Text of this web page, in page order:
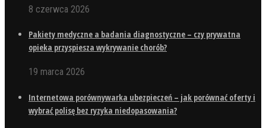
8 czerwca 2026
Pakiety medyczne a badania diagnostyczne – czy prywatna
opieka przyspiesza wykrywanie chorób?
19 marca 2026
Internetowa porównywarka ubezpieczeń – jak porównać oferty i
wybrać polisę bez ryzyka niedopasowania?